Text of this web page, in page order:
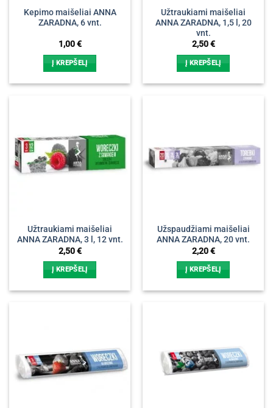
Kepimo maišeliai ANNA
ZARADNA, 6 vnt.
1,00€
Į KREPŠELĮ
Užtraukiami maišeliai
ANNA ZARADNA, 1,5 l, 20
vnt.
2,50€
Į KREPŠELĮ
Užtraukiami maišeliai
ANNA ZARADNA, 3 l, 12 vnt.
2,50€
Į KREPŠELĮ
Užspaudžiami maišeliai
ANNA ZARADNA, 20 vnt.
2,20€
Į KREPŠELĮ